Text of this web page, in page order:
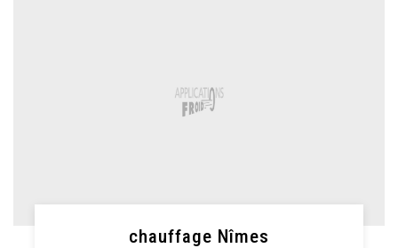
chauffage Nîmes